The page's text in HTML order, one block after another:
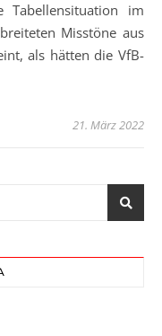
Tabellensituation im
Misstöne aus
als hätten die VfB-
21. März 2022